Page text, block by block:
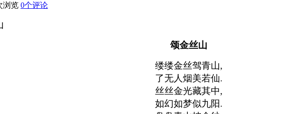
浏览 0个评论
颂金丝山
缕缕金丝驾青山,
了无人烟美若仙.
丝丝金光藏其中,
如幻如梦似九阳.